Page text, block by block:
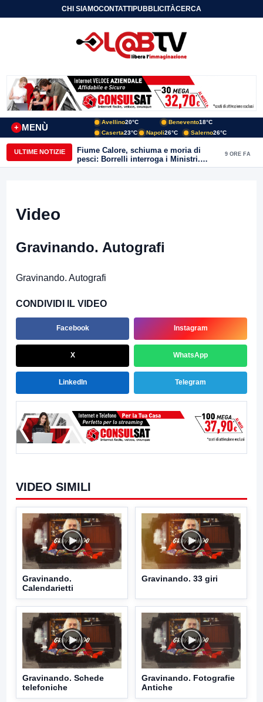
CHI SIAMOCONTATTIPUBBLICITÀCERCA
MENÙ
+
Avellino20°C Benevento18°C
Caserta23°C Napoli26°C Salerno26°C
ULTIME NOTIZIE
Fiume Calore, schiuma e moria di
pesci: Borrelli interroga i Ministri.
“Benevento paga l’assenza del
9 ORE FA
Video
Gravinando. Autografi
Gravinando. Autografi
CONDIVIDI IL VIDEO
Facebook Instagram
X WhatsApp
LinkedIn Telegram
VIDEO SIMILI
Gravinando.
Calendarietti
Gravinando. 33 giri
Gravinando. Schede
telefoniche
Gravinando. Fotografie
Antiche